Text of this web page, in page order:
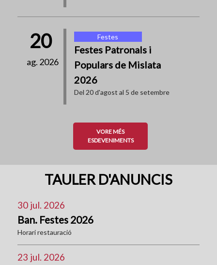
20
ag. 2026
Festes
Festes Patronals i
Populars de Mislata
2026
Del 20 d'agost al 5 de setembre
VORE MÉS
ESDEVENIMENTS
TAULER D'ANUNCIS
30 jul. 2026
Ban. Festes 2026
Horari restauració
23 jul. 2026